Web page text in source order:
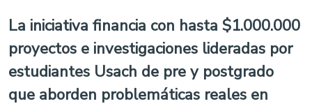
La iniciativa financia con hasta $1.000.000
proyectos e investigaciones lideradas por
estudiantes Usach de pre y postgrado
que aborden problemáticas reales en